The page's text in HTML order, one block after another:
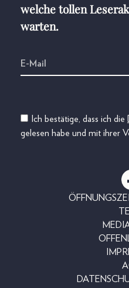
welche tollen
warten.
Ich bestätige, dass ich die
gelesen habe und mit ihrer